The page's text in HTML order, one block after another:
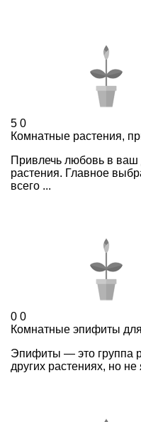
5 0
Комнатные растения,
Привлечь любовь в
растения. Главное
всего ...
0 0
Комнатные эпифиты
Эпифиты — это группа
других растениях, но